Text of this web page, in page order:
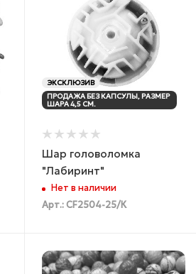
ЭКСКЛЮЗИВ
ПРОДАЖА БЕЗ КАПСУЛЫ, РАЗМЕР
ШАРА 4,5 СМ.
Шар головоломка
"Лабиринт"
Нет в наличии
Арт.: CF2504-25/К